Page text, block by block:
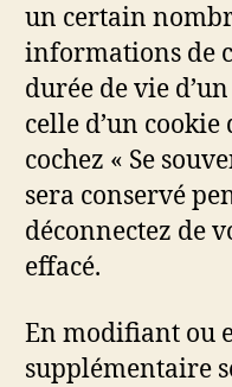
un certain
informations de
durée de vie
celle d’un cookie
cochez « Se
sera conservé
déconnectez de
effacé.
En modifiant ou
supplémentaire